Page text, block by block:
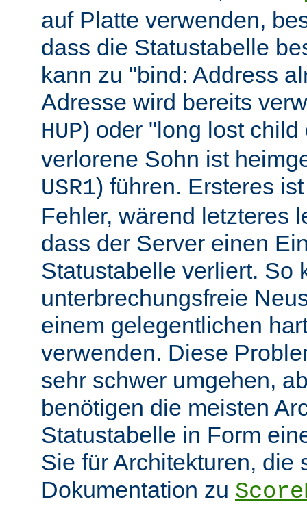
auf Platte verwenden,
dass die Statustabelle
kann zu "bind: Address
Adresse wird bereits
HUP) oder "long lost
verlorene Sohn ist
USR1) führen. Ersteres
Fehler, wärend letzteres
dass der Server einen
Statustabelle verliert. So
unterbrechungsfreie
einem gelegentlichen
verwenden. Diese
sehr schwer umgehen,
benötigen die meisten
Statustabelle in Form
Sie für Architekturen, die
Dokumentation zu